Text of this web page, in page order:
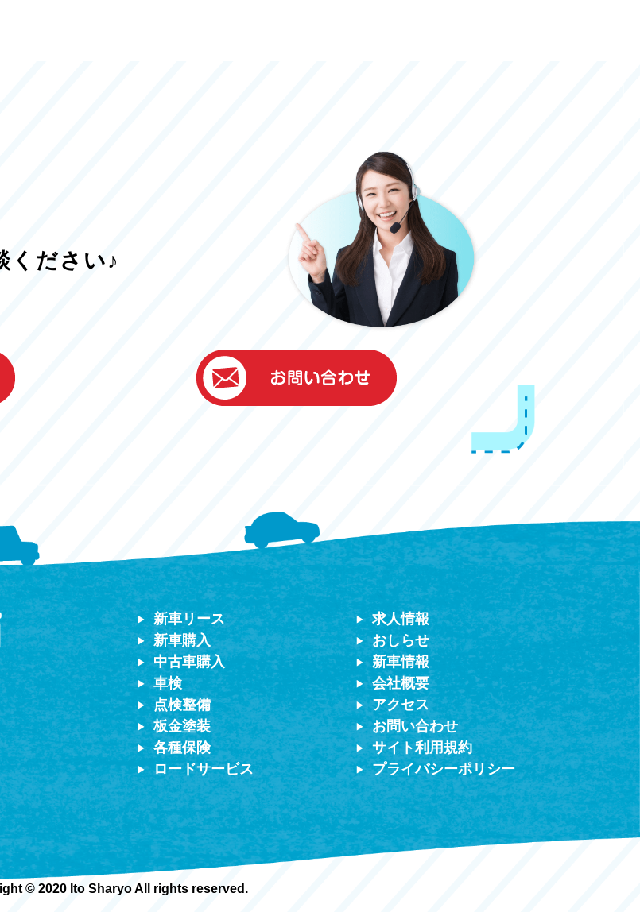
ください♪
新車リース
新車購入
中古車購入
車検
点検整備
板金塗装
各種保険
ロードサービス
求人情報
おしらせ
新車情報
会社概要
アクセス
お問い合わせ
サイト利用規約
プライバシーポリシー
© 2020 Ito Sharyo All rights reserved.